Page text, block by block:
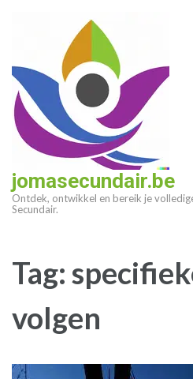
(druk
enter)
jomasecundair.be
Ontdek, ontwikkel en bereik je
Secundair.
Tag:
volgen